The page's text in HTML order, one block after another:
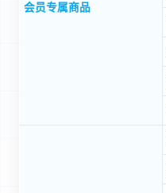
会员专属商品